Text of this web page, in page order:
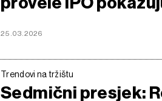
25.03.2026
Trendovi na tržištu
Sedmični presjek: